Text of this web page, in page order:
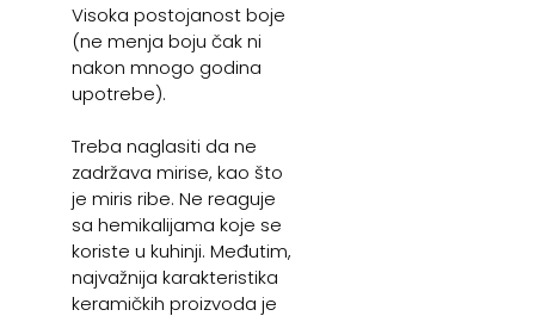
Visoka postojanost boje
(ne menja boju čak ni
nakon mnogo godina
upotrebe).
Treba naglasiti da ne
zadržava mirise, kao što
je miris ribe. Ne reaguje
sa hemikalijama koje se
koriste u kuhinji. Međutim,
najvažnija karakteristika
keramičkih proizvoda je